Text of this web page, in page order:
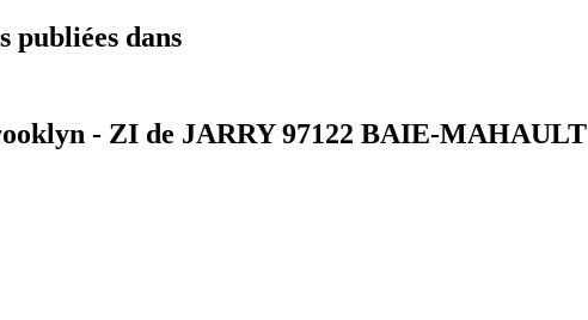
publiées dans
- ZI de JARRY 97122 BAIE-MAHAULT